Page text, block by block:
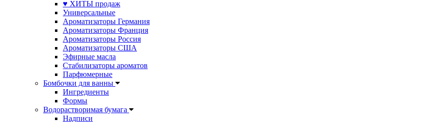
♥ ХИТЫ продаж
Универсальные
Ароматизаторы Германия
Ароматизаторы Франция
Ароматизаторы Россия
Ароматизаторы США
Эфирные масла
Стабилизаторы ароматов
Парфюмерные
Бомбочки для ванны
Ингредиенты
Формы
Водорастворимая бумага
Надписи